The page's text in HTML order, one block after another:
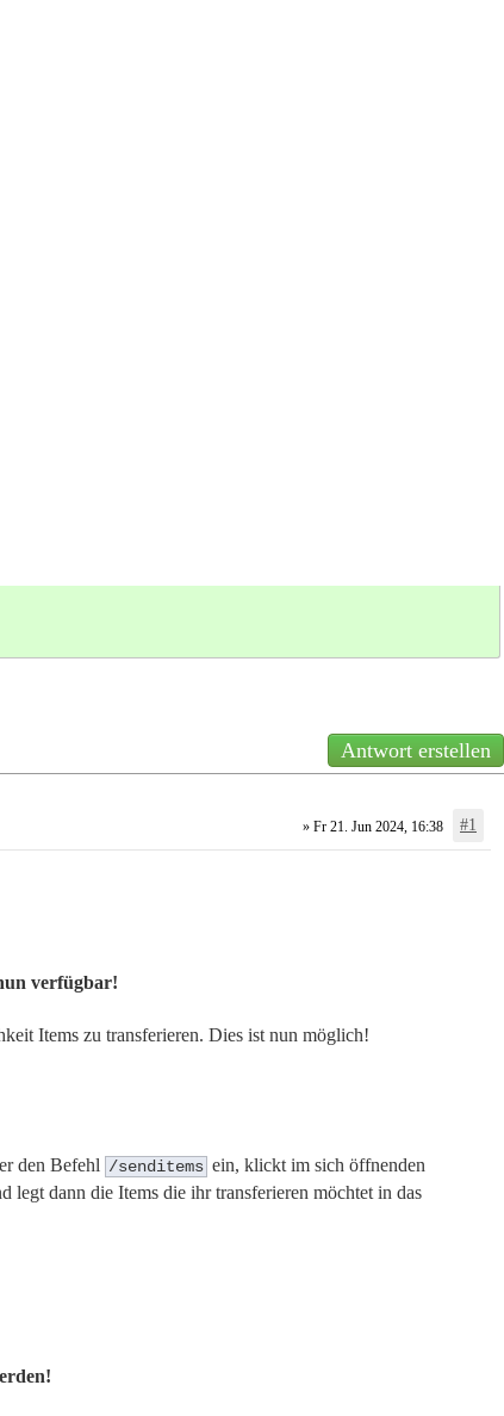
Antwort erstellen
» Fr 21. Jun 2024, 16:38 #1
verfügbar!
Items zu transferieren. Dies ist nun möglich!
den Befehl /senditems ein, klickt im sich öffnenden
legt dann die Items die ihr transferieren möchtet in das